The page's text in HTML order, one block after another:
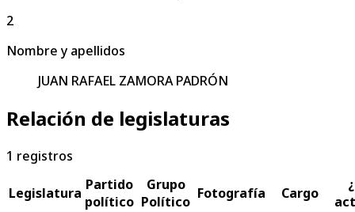
2
Nombre y apellidos
JUAN RAFAEL ZAMORA PADRÓN
Relación de legislaturas
1 registros
Legislatura Partido
político
Grupo
Político Fotografía Cargo